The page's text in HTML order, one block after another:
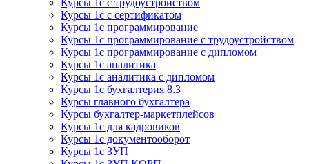
Курсы 1с с трудоустройством
Курсы 1с с сертификатом
Курсы 1с программирование
Курсы 1с программирование с трудоустройством
Курсы 1с программирование с дипломом
Курсы 1с аналитика
Курсы 1с аналитика с дипломом
Курсы 1с бухгалтерия 8.3
Курсы главного бухгалтера
Курсы бухгалтер-маркетплейсов
Курсы 1с для кадровиков
Курсы 1с документооборот
Курсы 1с ЗУП